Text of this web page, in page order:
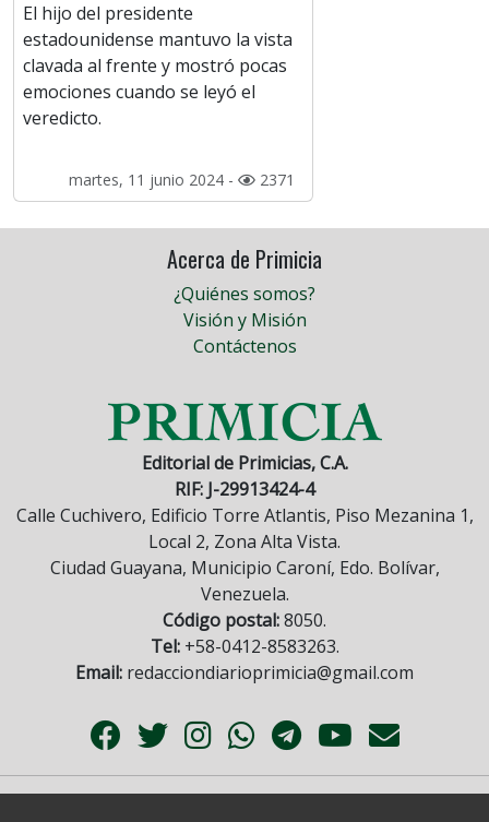
El hijo del presidente
estadounidense mantuvo la vista
clavada al frente y mostró pocas
emociones cuando se leyó el
veredicto.
martes, 11 junio 2024 - 2371
Acerca de Primicia
¿Quiénes somos?
Visión y Misión
Contáctenos
Editorial de Primicias, C.A.
RIF: J-29913424-4
Calle Cuchivero, Edificio Torre Atlantis, Piso Mezanina 1,
Local 2, Zona Alta Vista.
Ciudad Guayana, Municipio Caroní, Edo. Bolívar,
Venezuela.
Código postal:8050.
Tel:+58-0412-8583263.
Email: redacciondiarioprimicia@gmail.com